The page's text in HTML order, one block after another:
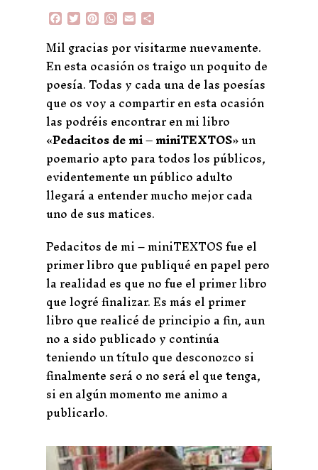
F
a
ceb
o
o
k
T
w
i
t
t
e
r
P
n
t
e
r
e
s
t
W
h
a
t
s
A
p
p
E
m
a
il
m
p
a
r
t
i
r
Mil gracias por visitarme nuevamente.
En esta ocasión os traigo un poquito de
poesía. Todas y cada una de las poesías
que os voy a compartir en esta ocasión
las podréis encontrar en mi libro
«Pedacitos de mi – miniTEXTOS» un
poemario apto para todos los públicos,
evidentemente un público adulto
llegará a entender mucho mejor cada
uno de sus matices.
Pedacitos de mi – miniTEXTOS fue el
primer libro que publiqué en papel pero
la realidad es que no fue el primer libro
que logré finalizar. Es más el primer
libro que realicé de principio a fin, aun
no a sido publicado y continúa
teniendo un título que desconozco si
finalmente será o no será el que tenga,
si en algún momento me animo a
publicarlo.